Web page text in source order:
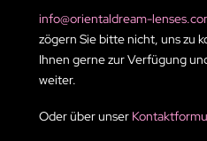
info@orientaldream-
zögern Sie bitte nicht, uns zu
Ihnen gerne zur Verfügung
weiter.
Oder über unser